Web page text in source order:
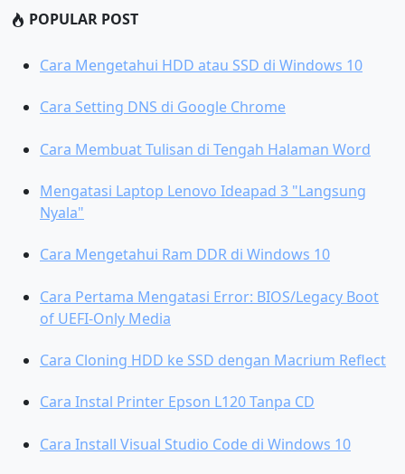
POPULAR POST
Cara Mengetahui HDD atau SSD di Windows 10
Cara Setting DNS di Google Chrome
Cara Membuat Tulisan di Tengah Halaman Word
Mengatasi Laptop Lenovo Ideapad 3 "Langsung
Nyala"
Cara Mengetahui Ram DDR di Windows 10
Cara Pertama Mengatasi Error: BIOS/Legacy Boot
of UEFI-Only Media
Cara Cloning HDD ke SSD dengan Macrium Reflect
Cara Instal Printer Epson L120 Tanpa CD
Cara Install Visual Studio Code di Windows 10